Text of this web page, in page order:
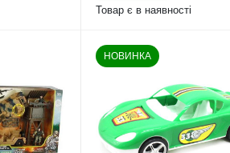
Товар є в наявності
НОВИНКА